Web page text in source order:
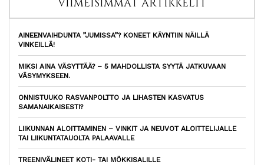
VIIMEISIMMÄT ARTIKKELIT
AINEENVAIHDUNTA ”JUMISSA”? KONEET KÄYNTIIN NÄILLÄ
VINKEILLÄ!
MIKSI AINA VÄSYTTÄÄ? – 5 MAHDOLLISTA SYYTÄ JATKUVAAN
VÄSYMYKSEEN.
ONNISTUUKO RASVANPOLTTO JA LIHASTEN KASVATUS
SAMANAIKAISESTI?
LIIKUNNAN ALOITTAMINEN – VINKIT JA NEUVOT ALOITTELIJALLE
TAI LIIKUNTATAUOLTA PALAAVALLE
TREENIVÄLINEET KOTI- TAI MÖKKISALILLE